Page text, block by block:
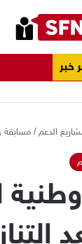
خبر
الدعم/ مسابقة